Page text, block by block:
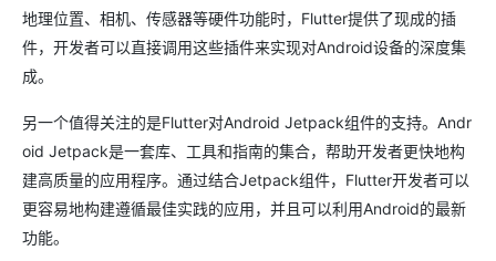
地理位置、相机、传感器等硬件功能时，Flutter提供了现成的插
件，开发者可以直接调用这些插件来实现对Android设备的深度集
成。
另一个值得关注的是Flutter对Android Jetpack组件的支持。Andr
oid Jetpack是一套库、工具和指南的集合，帮助开发者更快地构
建高质量的应用程序。通过结合Jetpack组件，Flutter开发者可以
更容易地构建遵循最佳实践的应用，并且可以利用Android的最新
功能。